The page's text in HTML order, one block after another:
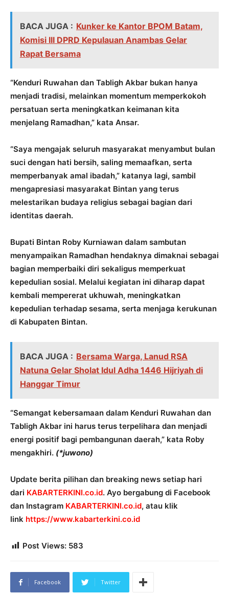
BACA JUGA : Kunker ke Kantor BPOM Batam,
Komisi III DPRD Kepulauan Anambas Gelar
Rapat Bersama
“Kenduri Ruwahan dan Tabligh Akbar bukan hanya
menjadi tradisi, melainkan momentum memperkokoh
persatuan serta meningkatkan keimanan kita
menjelang Ramadhan,” kata Ansar.
“Saya mengajak seluruh masyarakat menyambut bulan
suci dengan hati bersih, saling memaafkan, serta
memperbanyak amal ibadah,” katanya lagi, sambil
mengapresiasi masyarakat Bintan yang terus
melestarikan budaya religius sebagai bagian dari
identitas daerah.
Bupati Bintan Roby Kurniawan dalam sambutan
menyampaikan Ramadhan hendaknya dimaknai sebagai
bagian memperbaiki diri sekaligus memperkuat
kepedulian sosial. Melalui kegiatan ini diharap dapat
kembali mempererat ukhuwah, meningkatkan
kepedulian terhadap sesama, serta menjaga kerukunan
di Kabupaten Bintan.
BACA JUGA : Bersama Warga, Lanud RSA
Natuna Gelar Sholat Idul Adha 1446 Hijriyah di
Hanggar Timur
“Semangat kebersamaan dalam Kenduri Ruwahan dan
Tabligh Akbar ini harus terus terpelihara dan menjadi
energi positif bagi pembangunan daerah,” kata Roby
mengakhiri. (*juwono)
Update berita pilihan dan breaking news setiap hari
dari KABARTERKINI.co.id. Ayo bergabung di Facebook
dan Instagram KABARTERKINI.co.id, atau klik
link https://www.kabarterkini.co.id
Post Views: 583
Facebook Twitter